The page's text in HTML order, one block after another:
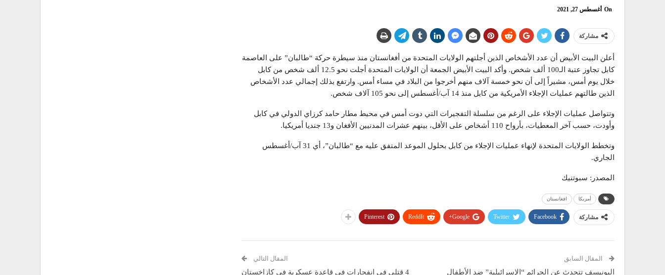
On أغسطس 27, 2021
مشاركة
أعلن البيت الأبيض أن عدد الأشخاص الذين أجلتهم الولايات المتحدة من أفغانستان منذ سيطرة حركة “طالبان” على العاصمة
كابل تجاوز عتبة الـ100 ألف شخص. وأكد البيت الأبيض الجمعة أن الولايات المتحدة أجلت نحو 12.5 ألف شخص من كابل
خلال يوم أمس، مشيراً إلى أن نحو خمسة آلاف منهم أخرجوا من البلاد في مساء أمس. وارتفع بذلك إجمالي عدد الأشخاص
الذين طالتهم عمليات الإجلاء الأمريكية من كابل منذ 14 آب/أغسطس إلى نحو 105 آلاف شخص.
وتتواصل عمليات الإجلاء على الرغم من سلسلة التفجيرات التي دوت أمس في محيط مطار حامد كرزاي الدولي في كابل
وأودت، حسب آخر المعطيات، بأرواح 110 أشخاص على الأقل، بينهم عشرات المدنيين الأفغان و13 جنديا أمريكيا.
وتخطط الولايات المتحدة لإنهاء عمليات الإجلاء من كابل بحلول الموعد المتفق عليه مع “طالبان”، أي 31 آب/أغسطس
الجاري.
المصدر: سبوتنيك
أمريكا افغانستان
مشاركة Facebook
Twitter
Google+
ReddIt
Pinterest
المقال السابق
اليونيسف تتحدث عن الجرائم “الإسرائيلية” ضد الأطفال
المقال التالي
4 قتلى في انفجارات في قاعدة عسكرية في كازاخستان